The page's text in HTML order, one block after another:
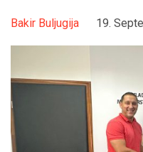
Bakir Buljugija 19.